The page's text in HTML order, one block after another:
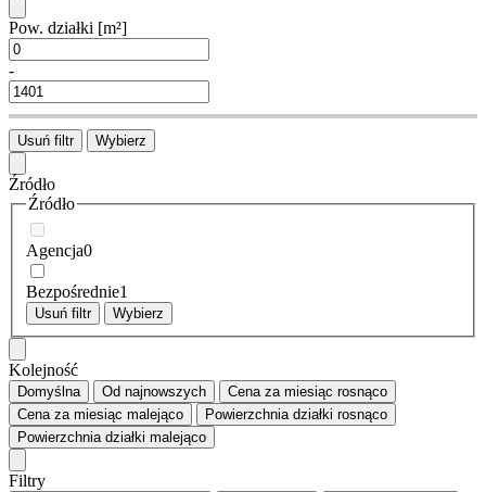
Pow. działki [m²]
-
Usuń filtr Wybierz
Źródło
Źródło
Agencja0
Bezpośrednie1
Usuń filtr Wybierz
Kolejność
Domyślna Od najnowszych Cena za miesiąc rosnąco
Cena za miesiąc malejąco Powierzchnia działki rosnąco
Powierzchnia działki malejąco
Filtry